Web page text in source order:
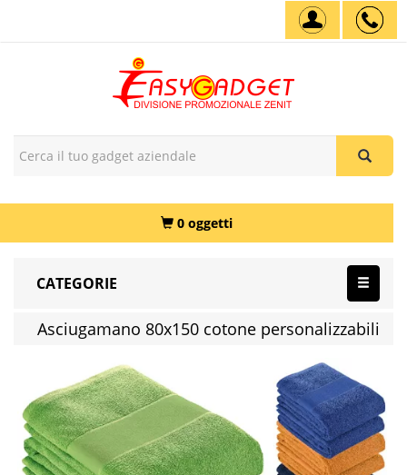
0 oggetti
CATEGORIE
Asciugamano 80x150 cotone personalizzabili